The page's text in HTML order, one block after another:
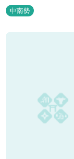
中南勢